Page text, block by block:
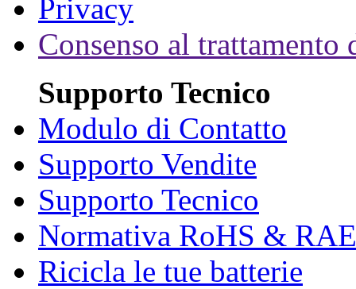
Privacy
Consenso al trattamento
Supporto Tecnico
Modulo di Contatto
Supporto Vendite
Supporto Tecnico
Normativa RoHS &
Ricicla le tue batterie